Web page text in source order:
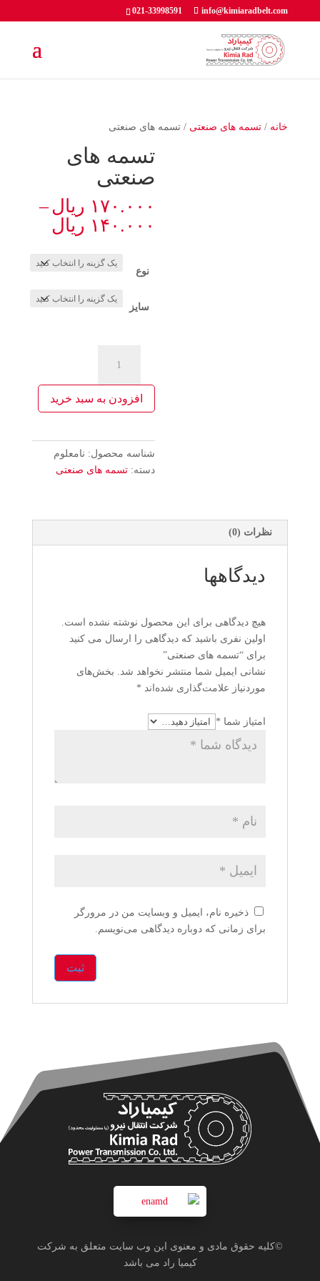
021-33998591 info@kimiaradbelt.com
خانه / تسمه های صنعتی / تسمه های صنعتی
تسمه های
صنعتی
۱۷۰.۰۰۰ ریال–
۱۴۰.۰۰۰ ریال
۱۷۰.۰۰۰
نوع
سایز
صنعتی
عدد
افزودن به سبد خرید
شناسه محصول: نامعلوم
دسته:تسمه های صنعتی
نظرات (0)
دیدگاهها
هیچ دیدگاهی برای این محصول نوشته نشده است.
اولین نفری باشید که دیدگاهی را ارسال می کنید
برای “تسمه های صنعتی”
نشانی ایمیل شما منتشر نخواهد شد.
بخش‌های
موردنیاز علامت‌گذاری شده‌اند *
امتیاز شما *
ذخیره نام، ایمیل و وبسایت من در مرورگر
برای زمانی که دوباره دیدگاهی می‌نویسم.
©کلیه حقوق مادی و معنوی این وب سایت متعلق به شرکت
کیمیا راد می باشد